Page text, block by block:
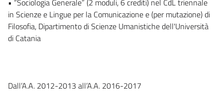
in Scienze e Lingue per la Comunicazione e (per mutazione) di
Filosofia, Dipartimento di Scienze Umanistiche dell'Università
di Catania
Dall’A.A. 2012-2013 all’A.A. 2016-2017